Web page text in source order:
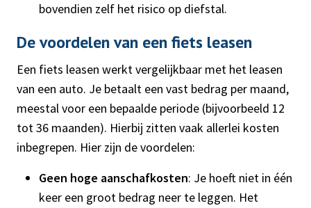
bovendien zelf het risico op diefstal.
De voordelen van een fiets leasen
Een fiets leasen werkt vergelijkbaar met het leasen
van een auto. Je betaalt een vast bedrag per maand,
meestal voor een bepaalde periode (bijvoorbeeld 12
tot 36 maanden). Hierbij zitten vaak allerlei kosten
inbegrepen. Hier zijn de voordelen:
Geen hoge aanschafkosten: Je hoeft niet in één
keer een groot bedrag neer te leggen. Het